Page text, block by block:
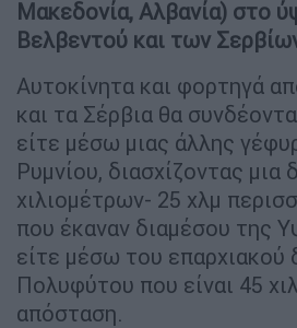
Μακεδονία, Αλβανία) στο
Βελβεντού και των
Αυτοκίνητα και φορτηγά
και τα Σέρβια θα
είτε μέσω μιας άλλης
Ρυμνίου, διασχίζοντας μια
χιλιομέτρων- 25 χλμ
που έκαναν διαμέσου της
είτε μέσω του επαρχιακού
Πολυφύτου που είναι 45
απόσταση.